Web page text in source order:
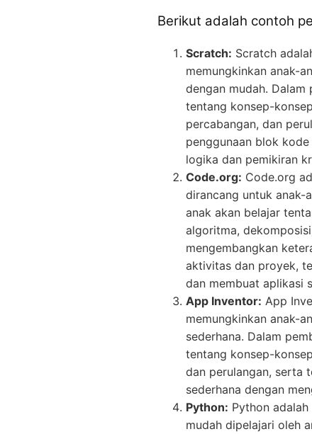
Berikut adalah contoh
Scratch: Scratch
memungkinkan anak-
dengan mudah. Dalam
tentang konsep-
percabangan, dan
penggunaan blok
logika dan pemikiran
Code.org: Code.org
dirancang untuk anak-
anak akan belajar
algoritma,
mengembangkan
aktivitas dan proyek,
dan membuat aplikasi
App Inventor: App
memungkinkan anak-
sederhana. Dalam
tentang konsep-
dan perulangan, serta
sederhana dengan
Python: Python
mudah dipelajari oleh